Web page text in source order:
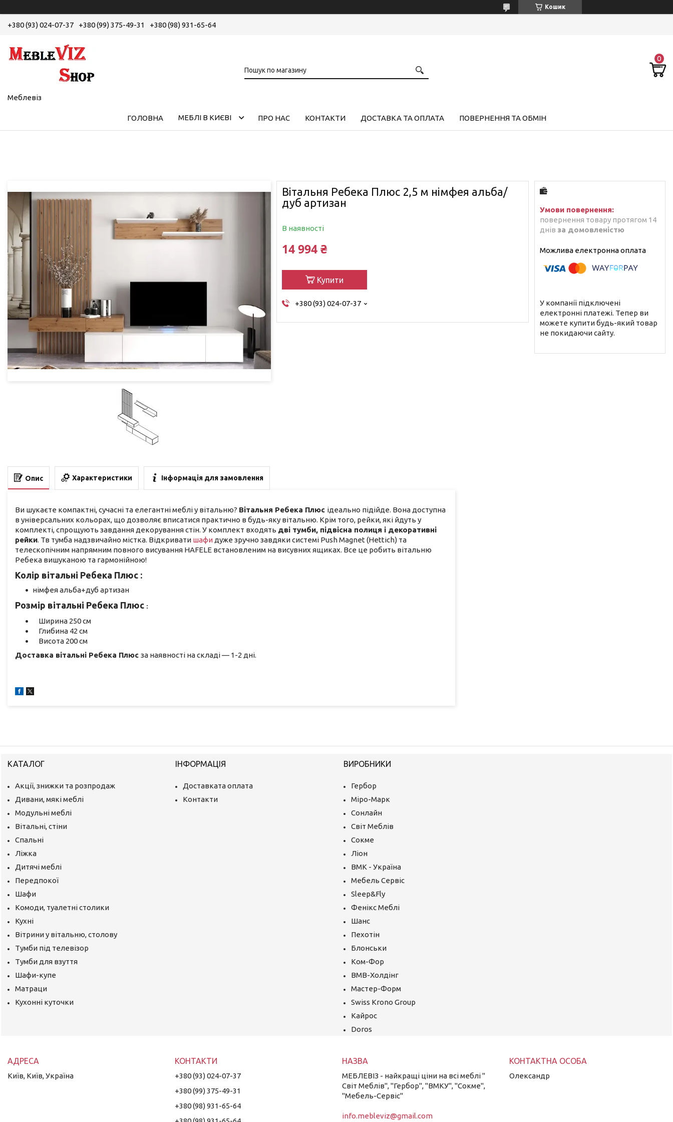
Кошик
+380 (93) 024-07-37 +380 (99) 375-49-31 +380 (98) 931-65-64
Меблевіз
ГОЛОВНА МЕБЛІ В КИЄВІ ПРО НАС КОНТАКТИ ДОСТАВКА ТА ОПЛАТА ПОВЕРНЕННЯ ТА ОБМІН
Вітальня Ребека Плюс 2,5 м німфея альба/
дуб артизан
В наявності
14 994 ₴
Купити
+380 (93) 024-07-37
повернення товару протягом 14
днів за домовленістю
У компанії підключені
електронні платежі. Тепер ви
можете купити будь-який товар
не покидаючи сайту.
Опис Характеристики Інформація для замовлення
Ви шукаєте компактні, сучасні та елегантні меблі у вітальню? Вітальня Ребека Плюс ідеально підійде. Вона доступна
в універсальних кольорах, що дозволяє вписатися практично в будь-яку вітальню. Крім того, рейки, які йдуть у
комплекті, спрощують завдання декорування стін. У комплект входять дві тумби, підвісна полиця і декоративні
рейки. Тв тумба надзвичайно містка. Відкривати шафи дуже зручно завдяки системі Push Magnet (Hettich) та
телескопічним напрямним повного висування HAFELE встановленим на висувних ящиках. Все це робить вітальню
Ребека вишуканою та гармонійною!
Колір вітальні Ребека Плюс :
німфея альба+дуб артизан
Розмір вітальні Ребека Плюс :
Ширина 250 см
Глибина 42 см
Висота 200 см
Доставка вітальні Ребека Плюс за наявності на складі — 1-2 дні.
КАТАЛОГ
Акції, знижки та розпродаж
Дивани, мякі меблі
Модульні меблі
Вітальні, стіни
Спальні
Ліжка
Дитячі меблі
Передпокої
Шафи
Комоди, туалетні столики
Кухні
Вітрини у вітальню, столову
Тумби під телевізор
Тумби для взуття
Шафи-купе
Матраци
Кухонні куточки
ІНФОРМАЦІЯ
Доставката оплата
Контакти
ВИРОБНИКИ
Гербор
Міро-Марк
Сонлайн
Світ Меблів
Сокме
Ліон
ВМК - Україна
Мебель Сервіс
Sleep&Fly
Фенікс Меблі
Шанс
Пехотін
Блонськи
Ком-Фор
ВМВ-Холдінг
Мастер-Форм
Swiss Krono Group
Кайрос
Doros
Київ, Київ, Україна
+380 (93) 024-07-37
+380 (99) 375-49-31
+380 (98) 931-65-64
МЕБЛЕВІЗ - найкращі ціни на всі меблі "
Світ Меблів", "Гербор", "ВМКУ", "Сокме",
"Мебель-Сервіс"
info.mebleviz@gmail.com
Олександр